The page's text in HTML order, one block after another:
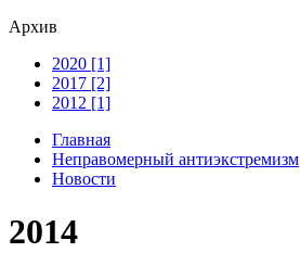
Архив
2020 [1]
2017 [2]
2012 [1]
Главная
Неправомерный антиэкстремизм
Новости
2014